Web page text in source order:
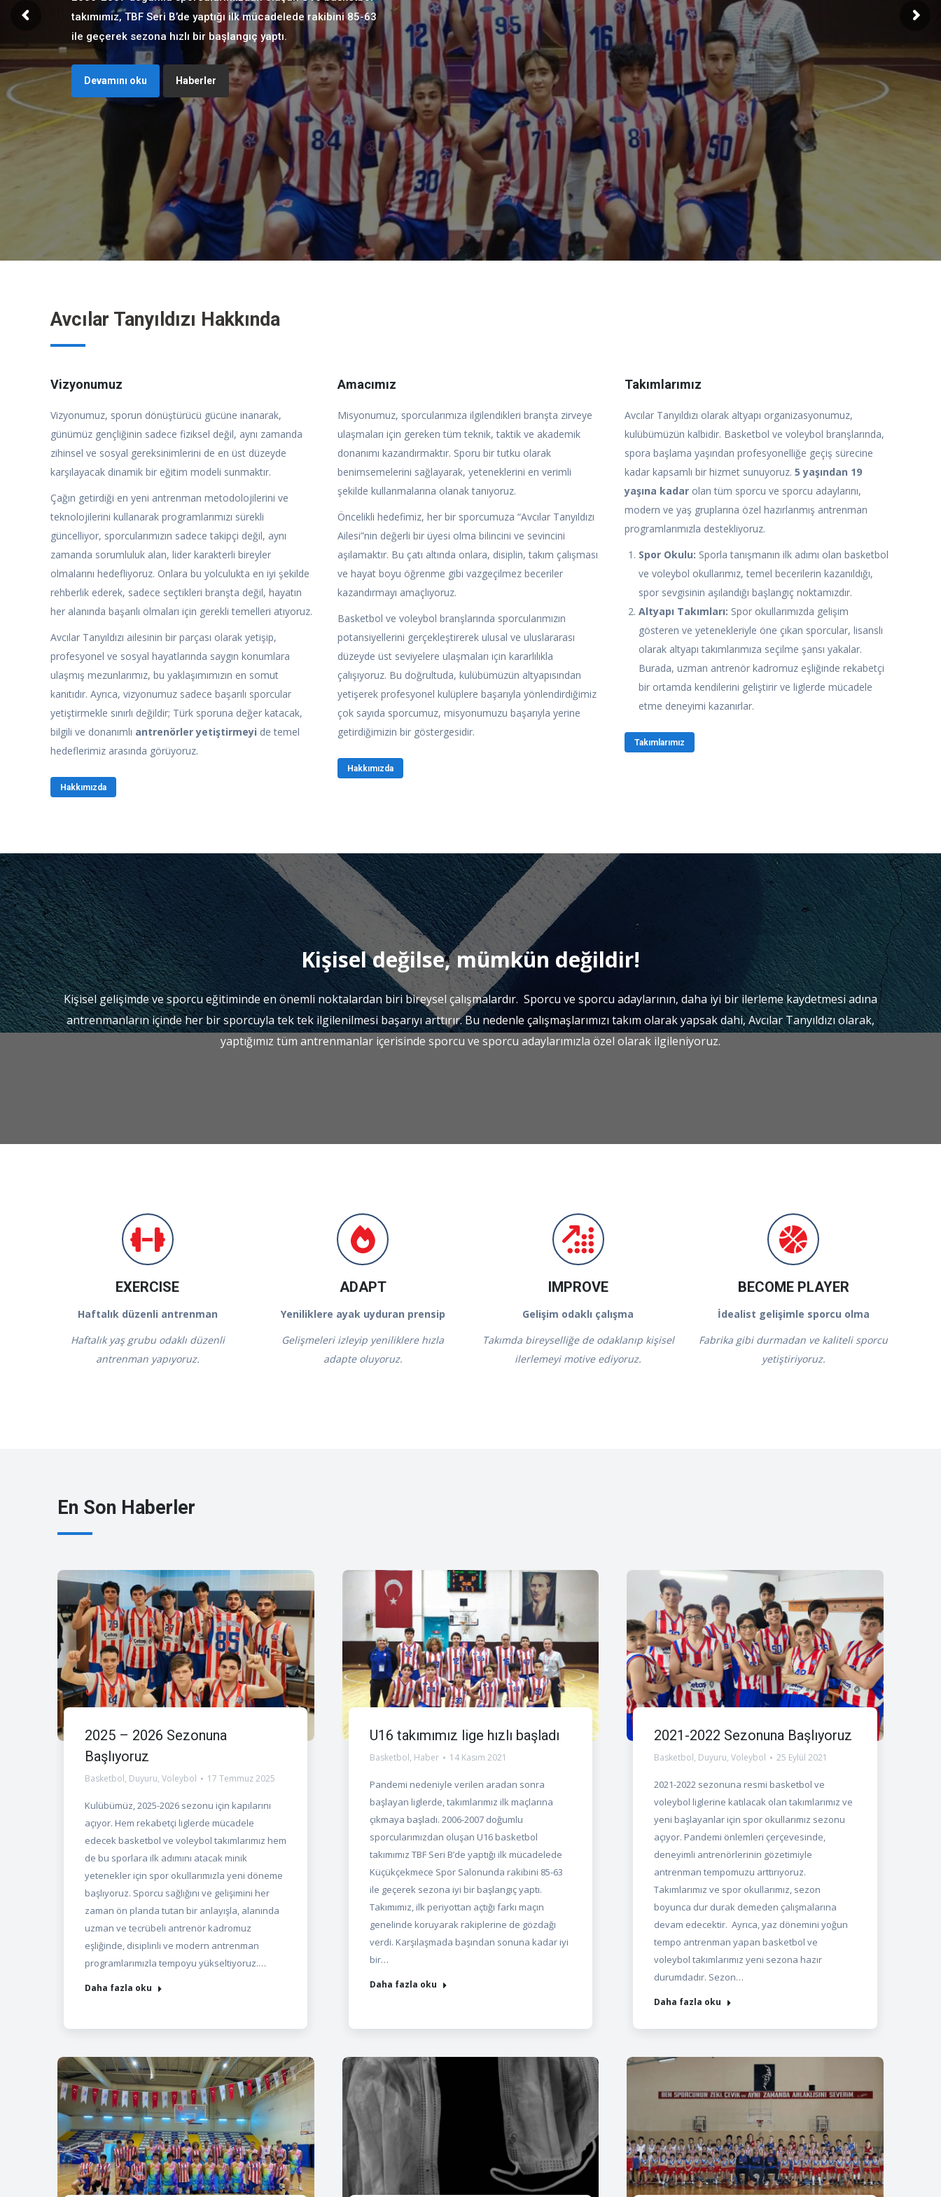
takımımız, TBF Seri B’de yaptığı ilk mücadelede rakibini 85-63
ile geçerek sezona hızlı bir başlangıç yaptı.
Devamını oku Haberler
Avcılar Tanyıldızı Hakkında
Vizyonumuz
Vizyonumuz, sporun dönüştürücü gücüne inanarak,
günümüz gençliğinin sadece fiziksel değil, aynı zamanda
zihinsel ve sosyal gereksinimlerini de en üst düzeyde
karşılayacak dinamik bir eğitim modeli sunmaktır.
Çağın getirdiği en yeni antrenman metodolojilerini ve
teknolojilerini kullanarak programlarımızı sürekli
güncelliyor, sporcularımızın sadece takipçi değil, aynı
zamanda sorumluluk alan, lider karakterli bireyler
olmalarını hedefliyoruz. Onlara bu yolculukta en iyi şekilde
rehberlik ederek, sadece seçtikleri branşta değil, hayatın
her alanında başarılı olmaları için gerekli temelleri atıyoruz.
Avcılar Tanyıldızı ailesinin bir parçası olarak yetişip,
profesyonel ve sosyal hayatlarında saygın konumlara
ulaşmış mezunlarımız, bu yaklaşımımızın en somut
kanıtıdır. Ayrıca, vizyonumuz sadece başarılı sporcular
yetiştirmekle sınırlı değildir; Türk sporuna değer katacak,
bilgili ve donanımlı antrenörler yetiştirmeyi de temel
hedeflerimiz arasında görüyoruz.
Hakkımızda
Amacımız
Misyonumuz, sporcularımıza ilgilendikleri branşta zirveye
ulaşmaları için gereken tüm teknik, taktik ve akademik
donanımı kazandırmaktır. Sporu bir tutku olarak
benimsemelerini sağlayarak, yeteneklerini en verimli
şekilde kullanmalarına olanak tanıyoruz.
Öncelikli hedefimiz, her bir sporcumuza “Avcılar Tanyıldızı
Ailesi”nin değerli bir üyesi olma bilincini ve sevincini
aşılamaktır. Bu çatı altında onlara, disiplin, takım çalışması
ve hayat boyu öğrenme gibi vazgeçilmez beceriler
kazandırmayı amaçlıyoruz.
Basketbol ve voleybol branşlarında sporcularımızın
potansiyellerini gerçekleştirerek ulusal ve uluslararası
düzeyde üst seviyelere ulaşmaları için kararlılıkla
çalışıyoruz. Bu doğrultuda, kulübümüzün altyapısından
yetişerek profesyonel kulüplere başarıyla yönlendirdiğimiz
çok sayıda sporcumuz, misyonumuzu başarıyla yerine
getirdiğimizin bir göstergesidir.
Hakkımızda
Takımlarımız
Avcılar Tanyıldızı olarak altyapı organizasyonumuz,
kulübümüzün kalbidir. Basketbol ve voleybol branşlarında,
spora başlama yaşından profesyonelliğe geçiş sürecine
kadar kapsamlı bir hizmet sunuyoruz. 5 yaşından 19
yaşına kadar olan tüm sporcu ve sporcu adaylarını,
modern ve yaş gruplarına özel hazırlanmış antrenman
programlarımızla destekliyoruz.
Spor Okulu: Sporla tanışmanın ilk adımı olan basketbol
ve voleybol okullarımız, temel becerilerin kazanıldığı,
spor sevgisinin aşılandığı başlangıç noktamızdır.
Altyapı Takımları: Spor okullarımızda gelişim
gösteren ve yetenekleriyle öne çıkan sporcular, lisanslı
olarak altyapı takımlarımıza seçilme şansı yakalar.
Burada, uzman antrenör kadromuz eşliğinde rekabetçi
bir ortamda kendilerini geliştirir ve liglerde mücadele
etme deneyimi kazanırlar.
Takımlarımız
Kişisel değilse, mümkün değildir!
Kişisel gelişimde ve sporcu eğitiminde en önemli noktalardan biri bireysel çalışmalardır. Sporcu ve sporcu adaylarının, daha iyi bir ilerleme kaydetmesi adına
antrenmanların içinde her bir sporcuyla tek tek ilgilenilmesi başarıyı arttırır. Bu nedenle çalışmaşlarımızı takım olarak yapsak dahi, Avcılar Tanyıldızı olarak,
yaptığımız tüm antrenmanlar içerisinde sporcu ve sporcu adaylarımızla özel olarak ilgileniyoruz.
EXERCISE
Haftalık düzenli antrenman
Haftalık yaş grubu odaklı düzenli
antrenman yapıyoruz.
ADAPT
Yeniliklere ayak uyduran prensip
Gelişmeleri izleyip yeniliklere hızla
adapte oluyoruz.
IMPROVE
Gelişim odaklı çalışma
Takımda bireyselliğe de odaklanıp kişisel
ilerlemeyi motive ediyoruz.
BECOME PLAYER
İdealist gelişimle sporcu olma
Fabrika gibi durmadan ve kaliteli sporcu
yetiştiriyoruz.
En Son Haberler
2025 – 2026 Sezonuna
Başlıyoruz
Basketbol, Duyuru,Voleybol 17 Temmuz 2025
Kulübümüz, 2025-2026 sezonu için kapılarını
açıyor. Hem rekabetçi liglerde mücadele
edecek basketbol ve voleybol takımlarımız hem
de bu sporlara ilk adımını atacak minik
yetenekler için spor okullarımızla yeni döneme
başlıyoruz. Sporcu sağlığını ve gelişimini her
zaman ön planda tutan bir anlayışla, alanında
uzman ve tecrübeli antrenör kadromuz
eşliğinde, disiplinli ve modern antrenman
programlarımızla tempoyu yükseltiyoruz.…
Daha fazla oku
U16 takımımız lige hızlı başladı
Basketbol, Haber 14 Kasım 2021
Pandemi nedeniyle verilen aradan sonra
başlayan liglerde, takımlarımız ilk maçlarına
çıkmaya başladı. 2006-2007 doğumlu
sporcularımızdan oluşan U16 basketbol
takımımız TBF Seri B’de yaptığı ilk mücadelede
Küçükçekmece Spor Salonunda rakibini 85-63
ile geçerek sezona iyi bir başlangıç yaptı.
Takımımız, ilk periyottan açtığı farkı maçın
genelinde koruyarak rakiplerine de gözdağı
verdi. Karşılaşmada başından sonuna kadar iyi
bir…
Daha fazla oku
2021-2022 Sezonuna Başlıyoruz
Basketbol, Duyuru,Voleybol 25 Eylül 2021
2021-2022 sezonuna resmi basketbol ve
voleybol liglerine katılacak olan takımlarımız ve
yeni başlayanlar için spor okullarımız sezonu
açıyor. Pandemi önlemleri çerçevesinde,
deneyimli antrenörlerinin gözetimiyle
antrenman tempomuzu arttırıyoruz.
Takımlarımız ve spor okullarımız, sezon
boyunca dur durak demeden çalışmalarına
devam edecektir. Ayrıca, yaz dönemini yoğun
tempo antrenman yapan basketbol ve
voleybol takımlarımız yeni sezona hazır
durumdadır. Sezon…
Daha fazla oku